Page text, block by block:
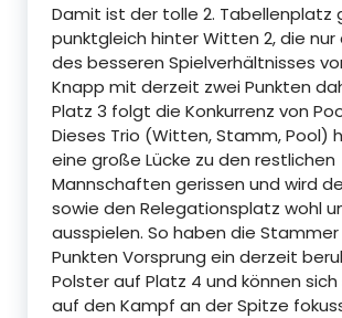
Damit ist der tolle 2. Tabellenplatz
punktgleich hinter Witten 2, die nur
des besseren Spielverhältnisses
Knapp mit derzeit zwei Punkten
Platz 3 folgt die Konkurrenz von
Dieses Trio (Witten, Stamm, Pool)
eine große Lücke zu den restlichen
Mannschaften gerissen und wird
sowie den Relegationsplatz wohl
ausspielen. So haben die
Punkten Vorsprung ein derzeit
Polster auf Platz 4 und können
auf den Kampf an der Spitze